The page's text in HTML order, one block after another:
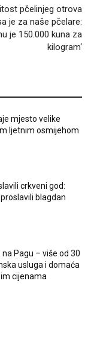
pčelinjeg otrova
je za naše pčelare:
je 150.000 kuna za
kilogram‘
mjesto velike
ljetnim osmijehom
crkveni god:
blagdan
na Pagu – više od 30
usluga i domaća
cijenama